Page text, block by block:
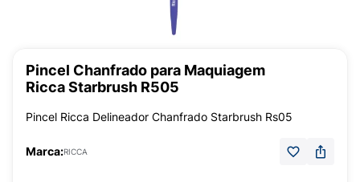
Pincel Chanfrado para Maquiagem
Ricca Starbrush R505
Pincel Ricca Delineador Chanfrado Starbrush Rs05
Marca:RICCA